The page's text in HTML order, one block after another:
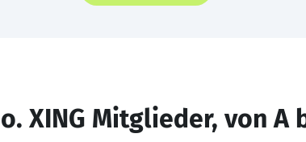
XING Mitglieder, von A